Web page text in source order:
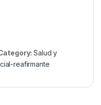
Salud y
reafirmante